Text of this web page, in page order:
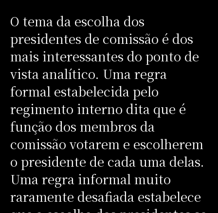
O tema da escolha dos
presidentes de comissão é dos
mais interessantes do ponto de
vista analítico. Uma regra
formal estabelecida pelo
regimento interno dita que é
função dos membros da
comissão votarem e escolherem
o presidente de cada uma delas.
Uma regra informal muito
raramente desafiada estabelece